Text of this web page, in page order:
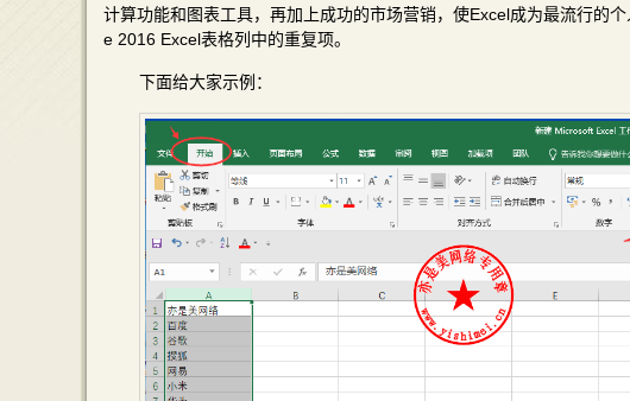
计算功能和图表工具，再加上成功的市场营销，使Excel成为最流行的
e 2016 Excel表格列中的重复项。
下面给大家示例：